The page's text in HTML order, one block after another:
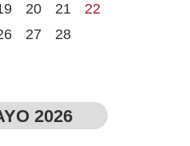
20 21
22
27 28
2026